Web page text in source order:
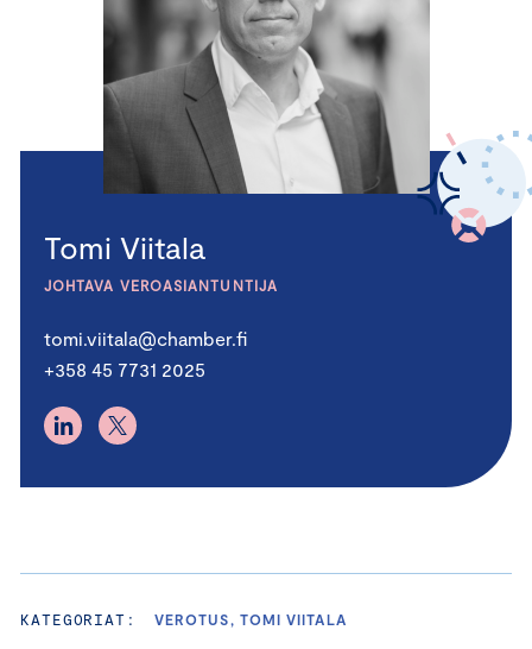
Tomi Viitala
JOHTAVA VEROASIANTUNTIJA
tomi.viitala@chamber.fi
+358 45 7731 2025
KATEGORIAT: VEROTUS, TOMI VIITALA